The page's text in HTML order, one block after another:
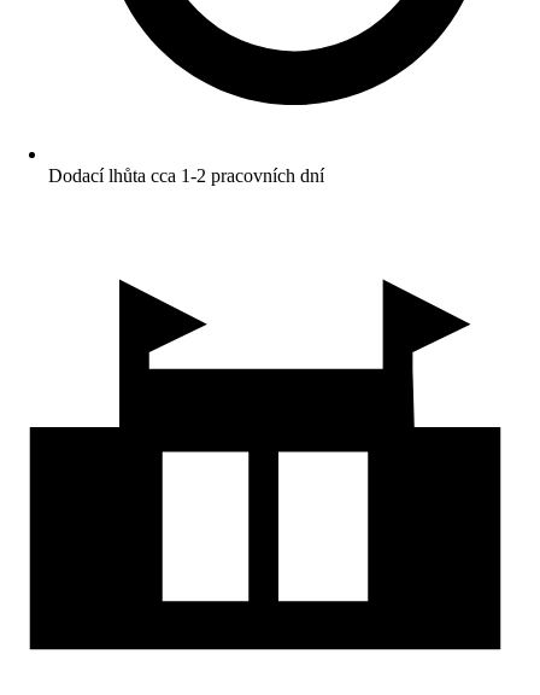
Dodací lhůta cca 1-2 pracovních dní